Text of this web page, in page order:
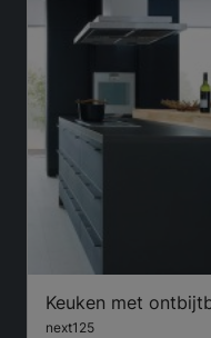
Keuken met
next125